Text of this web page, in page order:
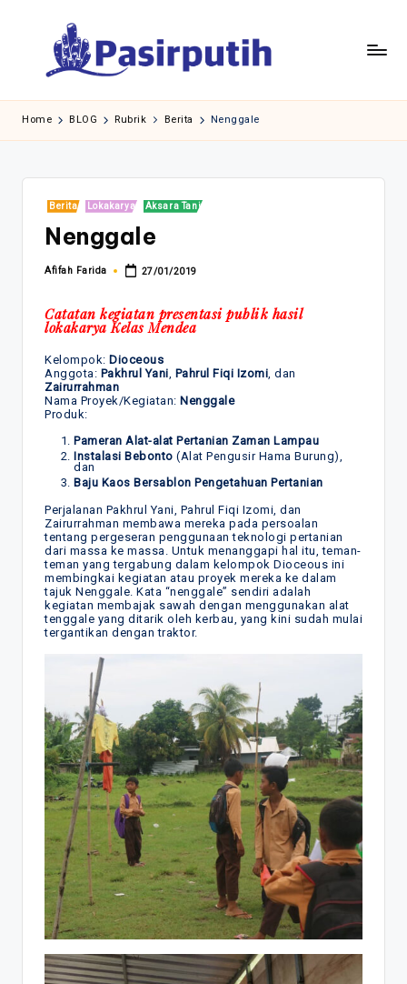
Home BLOG Rubrik Berita Nenggale
Posted
in
Aksara Tani
Berita Lokakarya
Nenggale
Posted
Afifah Farida 27/01/2019
Catatan kegiatan presentasi publik hasil
lokakarya Kelas Mendea
Kelompok: Dioceous
Anggota: Pakhrul Yani Pahrul Fiqi Izomi , dan
Zairurrahman
Nama Proyek/Kegiatan: Nenggale
Produk:
Pameran Alat-alat Pertanian Zaman Lampau
Instalasi Bebonto (Alat Pengusir Hama Burung),
dan
Baju Kaos Bersablon Pengetahuan Pertanian
Perjalanan Pakhrul Yani, Pahrul Fiqi Izomi, dan
Zairurrahman membawa mereka pada persoalan
tentang pergeseran penggunaan teknologi pertanian
dari massa ke massa. Untuk menanggapi hal itu, teman-
teman yang tergabung dalam kelompok Dioceous ini
membingkai kegiatan atau proyek mereka ke dalam
tajuk Nenggale. Kata “nenggale” sendiri adalah
kegiatan membajak sawah dengan menggunakan alat
tenggale yang ditarik oleh kerbau, yang kini sudah mulai
tergantikan dengan traktor.